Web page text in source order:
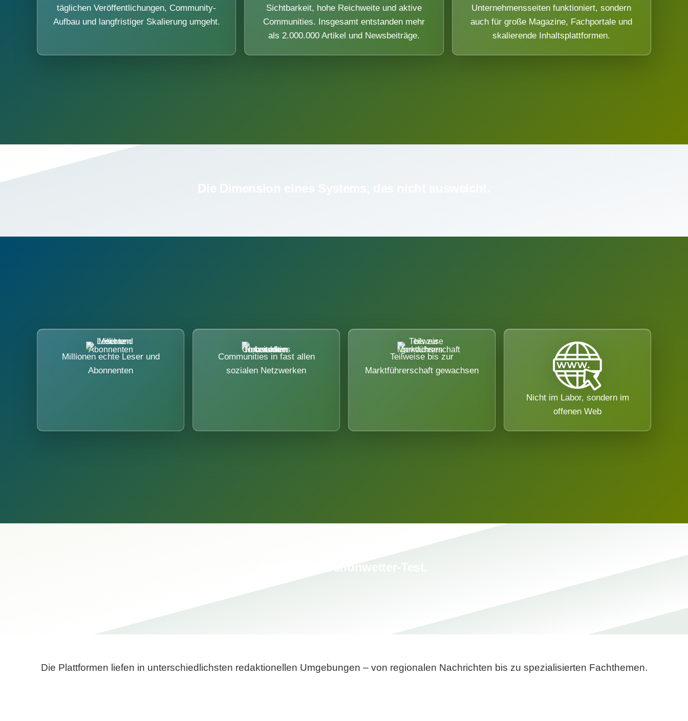
täglichen Veröffentlichungen, Community-
Aufbau und langfristiger Skalierung umgeht.
Sichtbarkeit, hohe Reichweite und aktive
Communities. Insgesamt entstanden mehr
als 2.000.000 Artikel und Newsbeiträge.
Unternehmensseiten funktioniert, sondern
auch für große Magazine, Fachportale und
skalierende Inhaltsplattformen.
Millionen echte Leser und
Abonnenten
Communities in fast allen
sozialen Netzwerken
Teilweise bis zur
Marktführerschaft gewachsen
Nicht im Labor, sondern im
offenen Web
Die Plattformen liefen in unterschiedlichsten redaktionellen Umgebungen – von regionalen Nachrichten bis zu spezialisierten Fachthemen.